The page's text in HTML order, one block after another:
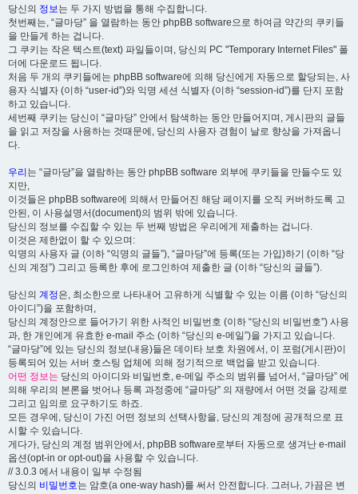
당신의 정보는 두 가지 방법을 통해 수집합니다.
첫번째는, “글마당” 을 열람하는 동안 phpBB software으로 하여금 약간의 쿠키들
을 만들게 하는 겁니다.
그 쿠키는 작은 텍스트(text) 파일들이며, 당신의 PC "Temporary Internet Files" 폴
더에 다운로드 됩니다.
처음 두 개의 쿠키들에는 phpBB software에 의해 당신에게 자동으로 할당되는, 사
용자 식별자 (이하 “user-id”)와 익명 세션 식별자 (이하 “session-id”)를 단지 포함
하고 있습니다.
세번째 쿠키는 당신이 “글마당” 안에서 탐색하는 동안 만들어지며, 게시판의 글들
을 읽고 저장을 사용하는 것때문에, 당신의 사용자 경험이 날로 향상을 가져옵니
다.
우리 는 “글마당”을 열람하는 동안 phpBB software 외부에 쿠키들을 만들수도 있
지만,
이것들은 phpBB software에 의해서 만들어진 해당 페이지를 오직 커버하도록 고
안된, 이 사용설명서(document)의 범위 밖에 있습니다.
당신의 정보를 수집할 수 있는 두 번째 방법은 우리에게 제출하는 겁니다.
이것은 제한없이 할 수 있으며:
익명의 사용자 글 (이하 “익명의 글들”), “글마당”에 등록(또는 가입)하기 (이하 “당
신의 계정”) 그리고 등록한 후에 로그인하여 제출한 글 (이하 “당신의 글들”).
당신의 계정은, 최소한으로 나타내어 고유하게 식별할 수 있는 이름 (이하 “당신의
아이디”)을 포함하며,
당신의 계정안으로 들어가기 위한 사적인 비밀번호 (이하 “당신의 비밀번호”) 사용
과, 한 개인에게 유효한 e-mail 주소 (이하 “당신의 e-메일”)을 가지고 있습니다.
“글마당”에 있는 당신의 정보(내용)들은 데이타 보호 차원에서, 이 포럼(게시판)이
등록되어 있는 서버 호스팅 업체에 의해 정기적으로 백업을 받고 있습니다.
어떤 정보는 당신의 아이디와 비밀번호, e-메일 주소의 범위를 넘어서, “글마당” 에
의해 우리의 본론을 벗어나 등록 과정중에 “글마당” 의 재량에서 어떤 것을 강제로
그리고 임의로 요구하기도 하죠.
모든 경우에, 당신이 가진 어떤 정보의 선택사항을, 당신의 계정에 공개적으로 표
시할 수 있습니다.
게다가, 당신의 계정 범위안에서, phpBB software로부터 자동으로 생겨난 e-mail
옵션(opt-in or opt-out)을 사용할 수 있습니다.
// 3.0.3 에서 내용이 일부 수정됨
당신의 비밀번호는 암호(a one-way hash)를 써서 안전합니다. 그러나, 가끔은 변